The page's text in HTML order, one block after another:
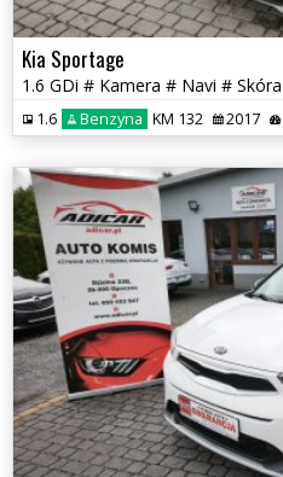
Kia Sportage
1.6 Benzyna KM 132 2017